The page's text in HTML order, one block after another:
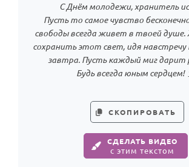
С Днём молодежи, хранитель
Пусть то самое чувство
свободы всегда живет в твоей
сохранить этот свет, идя навстречу
завтра. Пусть каждый миг дарит
Будь всегда юным сердцем!
СКОПИРОВАТЬ
СДЕЛАТЬ ВИДЕО
с этим текстом